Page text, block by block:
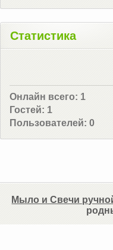
Статистика
Онлайн всего: 1
Гостей: 1
Пользователей: 0
Мыло и Свечи